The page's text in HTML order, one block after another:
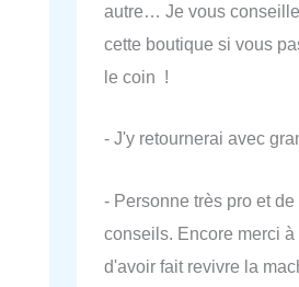
autre… Je vous
cette boutique si vous
le coin !
- J'y retournerai avec
- Personne très pro et de
conseils. Encore merci à
d'avoir fait revivre la